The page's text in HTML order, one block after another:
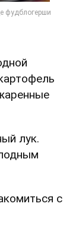
лук.
с